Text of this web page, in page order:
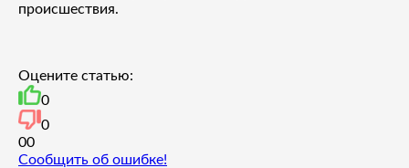
происшествия.
Оцените статью:
0
0
00
Сообщить об ошибке!